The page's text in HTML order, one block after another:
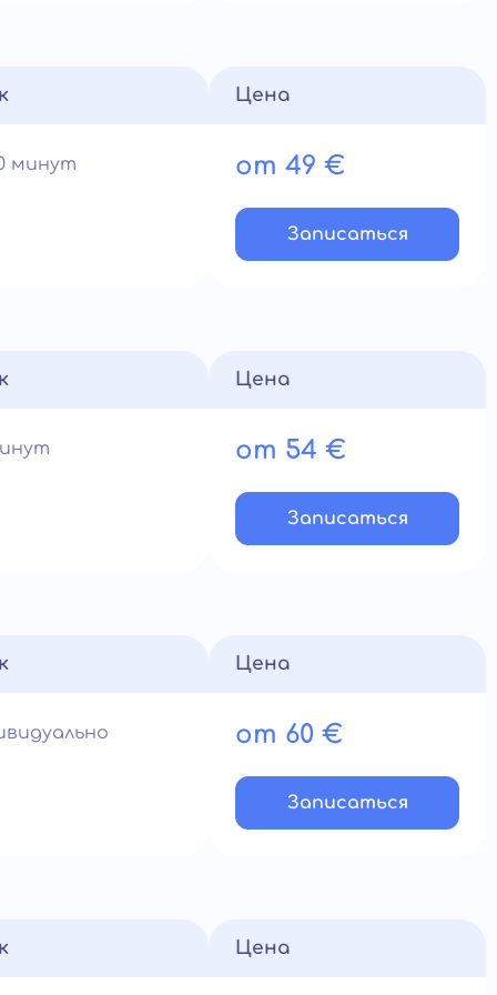
минут
Цена
от 49 €
Записатьcя
Цена
от 54 €
Записатьcя
Цена
от 60 €
Записатьcя
Цена